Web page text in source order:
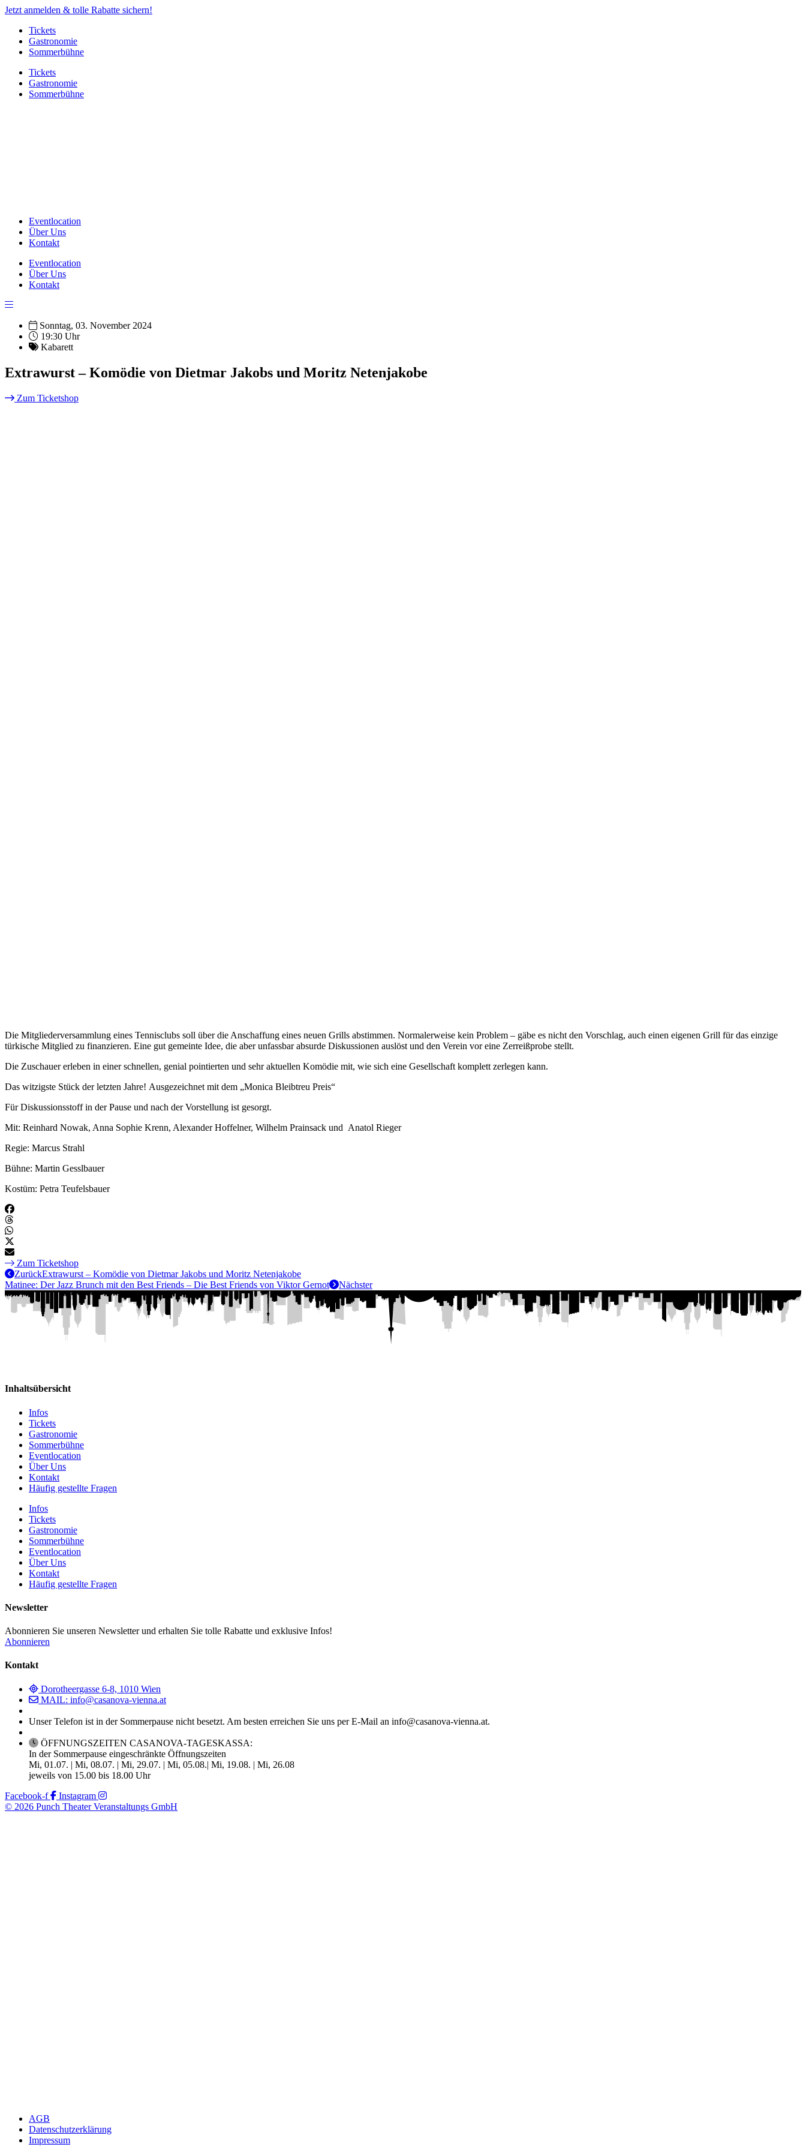
Jetzt anmelden & tolle Rabatte sichern!
Tickets
Gastronomie
Sommerbühne
Tickets
Gastronomie
Sommerbühne
Eventlocation
Über Uns
Kontakt
Eventlocation
Über Uns
Kontakt
Sonntag, 03. November 2024
19:30 Uhr
Kabarett
Extrawurst – Komödie von Dietmar Jakobs und Moritz Netenjakobe
Zum Ticketshop
Die Mitgliederversammlung eines Tennisclubs soll über die Anschaffung eines neuen Grills abstimmen. Normalerweise kein Problem – gäbe es nicht den Vorschlag, auch einen eigenen Grill für das einzige
türkische Mitglied zu finanzieren. Eine gut gemeinte Idee, die aber unfassbar absurde Diskussionen auslöst und den Verein vor eine Zerreißprobe stellt.
Die Zuschauer erleben in einer schnellen, genial pointierten und sehr aktuellen Komödie mit, wie sich eine Gesellschaft komplett zerlegen kann.
Das witzigste Stück der letzten Jahre! Ausgezeichnet mit dem „Monica Bleibtreu Preis“
Für Diskussionsstoff in der Pause und nach der Vorstellung ist gesorgt.
Mit: Reinhard Nowak, Anna Sophie Krenn, Alexander Hoffelner, Wilhelm Prainsack und Anatol Rieger
Regie: Marcus Strahl
Bühne: Martin Gesslbauer
Kostüm: Petra Teufelsbauer
Zum Ticketshop
ZurückExtrawurst – Komödie von Dietmar Jakobs und Moritz Netenjakobe
Matinee: Der Jazz Brunch mit den Best Friends – Die Best Friends von Viktor Gernot
Nächster
Inhaltsübersicht
Infos
Tickets
Gastronomie
Sommerbühne
Eventlocation
Über Uns
Kontakt
Häufig gestellte Fragen
Infos
Tickets
Gastronomie
Sommerbühne
Eventlocation
Über Uns
Kontakt
Häufig gestellte Fragen
Newsletter
Abonnieren Sie unseren Newsletter und erhalten Sie tolle Rabatte und exklusive Infos!
Abonnieren
Kontakt
Dorotheergasse 6-8, 1010 Wien
MAIL: info@casanova-vienna.at
Unser Telefon ist in der Sommerpause nicht besetzt. Am besten erreichen Sie uns per E-Mail an info@casanova-vienna.at.
ÖFFNUNGSZEITEN CASANOVA-TAGESKASSA:
In der Sommerpause eingeschränkte Öffnungszeiten
Mi, 01.07. | Mi, 08.07. | Mi, 29.07. | Mi, 05.08.| Mi, 19.08. | Mi, 26.08
jeweils von 15.00 bis 18.00 Uhr
Facebook-f
Instagram
© 2026 Punch Theater Veranstaltungs GmbH
AGB
Datenschutzerklärung
Impressum